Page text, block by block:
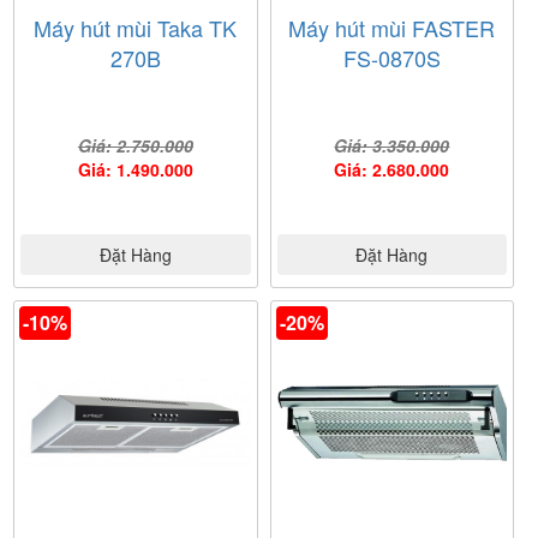
Máy hút mùi Taka TK
270B
Giá: 2.750.000
Giá: 1.490.000
Đặt Hàng
Máy hút mùi FASTER
FS-0870S
Giá: 3.350.000
Giá: 2.680.000
Đặt Hàng
-10% -20%